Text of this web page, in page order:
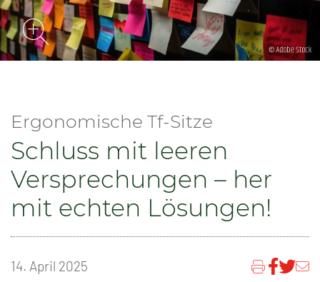
Ergonomische Tf-Sitze
Schluss mit leeren
Versprechungen – her
mit echten Lösungen!
14. April 2025